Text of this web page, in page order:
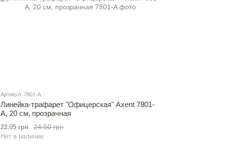
Артикул: 7801-A
Линейка-трафарет "Офицерская" Axent 7801-
A, 20 см, прозрачная
24.50 грн
22.05 грн
Нет в наличии